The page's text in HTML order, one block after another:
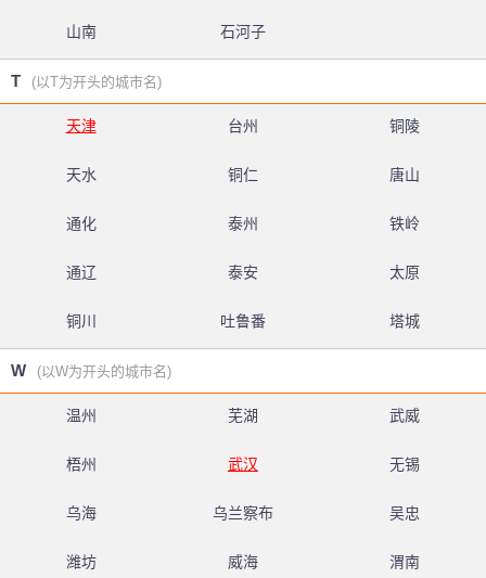
山南 石河子
T (以T为开头的城市名)
天津 台州 铜陵
天水 铜仁 唐山
通化 泰州 铁岭
通辽 泰安 太原
铜川 吐鲁番 塔城
W (以W为开头的城市名)
温州 芜湖 武威
梧州 武汉 无锡
乌海 乌兰察布 吴忠
潍坊 威海 渭南